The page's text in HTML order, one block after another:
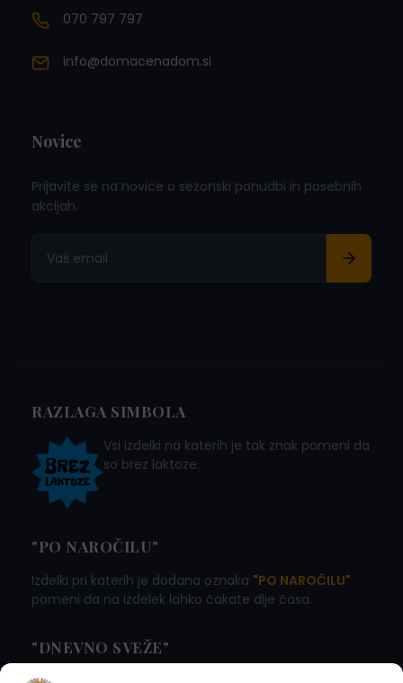
070 797 797
info@domacenadom.si
Novice
Prijavite se na novice o sezonski ponudbi in posebnih
akcijah.
RAZLAGA SIMBOLA
Vsi izdelki na katerih je tak znak pomeni da
so brez laktoze.
"PO NAROČILU"
Izdelki pri katerih je dodana oznaka "PO NAROČILU"
pomeni da na izdelek lahko čakate dlje časa.
"DNEVNO SVEŽE"